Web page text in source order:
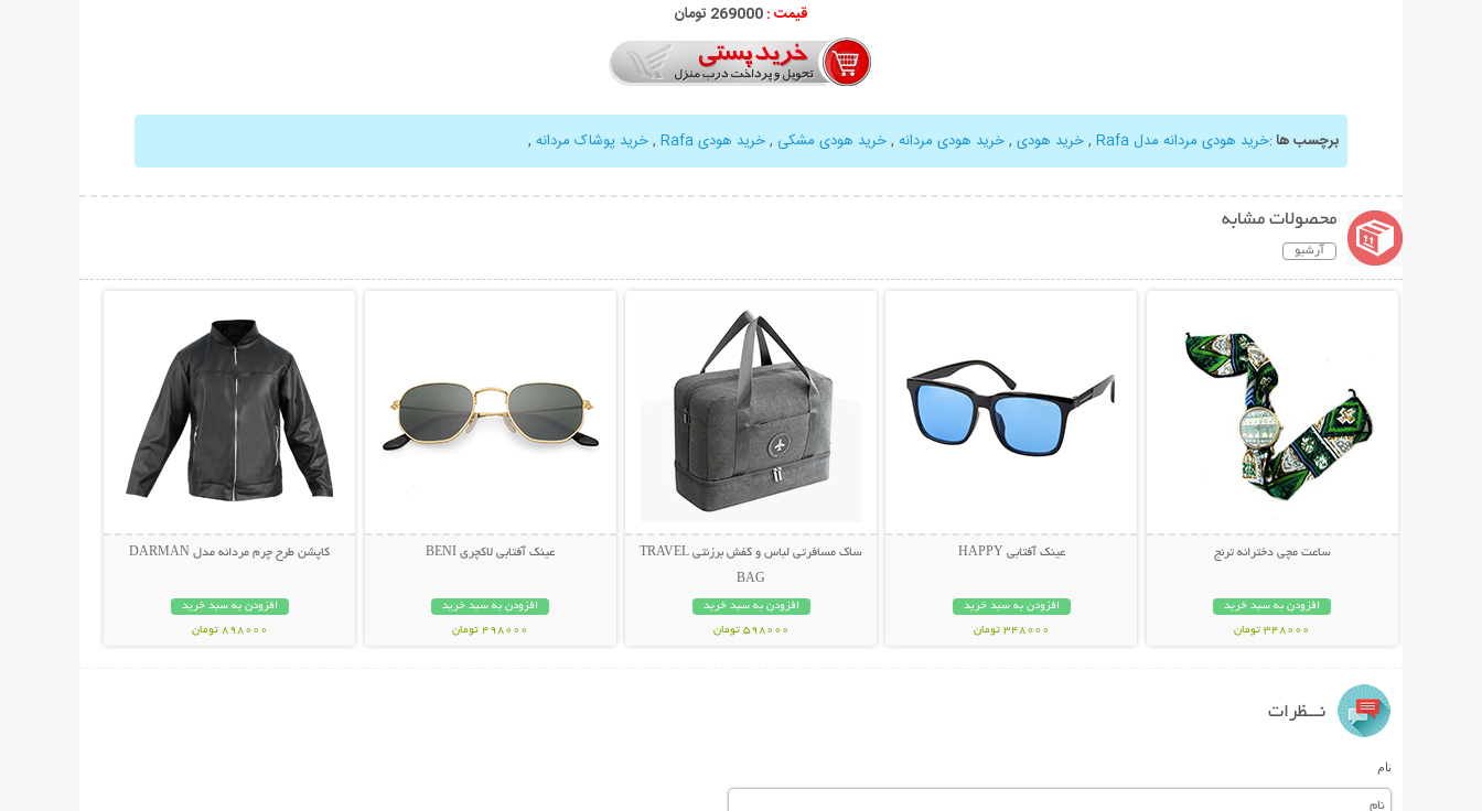
قیمت : 269000 تومان
برچسب ها:خرید هودی مردانه مدل Rafa ,خرید هودی ,خرید هودی مردانه ,خرید هودی مشکی ,خرید هودی Rafa ,خرید پوشاک مردانه ,
محصولات مشابه
آرشیو
ساعت مچی دخترانه ترنج
افزودن به سبد خرید
348000 تومان
عینک آفتابی HAPPY
افزودن به سبد خرید
348000 تومان
ساک مسافرتی لباس و کفش برزنتی TRAVEL
BAG
افزودن به سبد خرید
598000 تومان
عینک آفتابی لاکچری BENI
افزودن به سبد خرید
498000 تومان
کاپشن طرح چرم مردانه مدل DARMAN
افزودن به سبد خرید
898000 تومان
نـــظرات
نام